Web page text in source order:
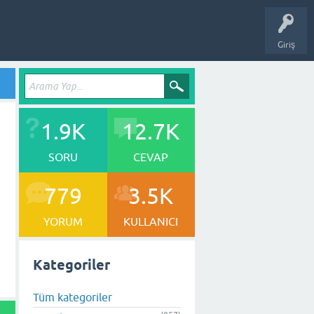
Giriş
1.9K
SORU
12.7K
CEVAP
779
YORUM
3.5K
KULLANICI
Kategoriler
Tüm kategoriler